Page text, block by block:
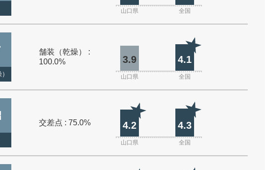
山口県 全国
舗装（乾燥） :
100.0%
3.9 4.1
山口県 全国
交差点 : 75.0% 4.2 4.3
山口県 全国